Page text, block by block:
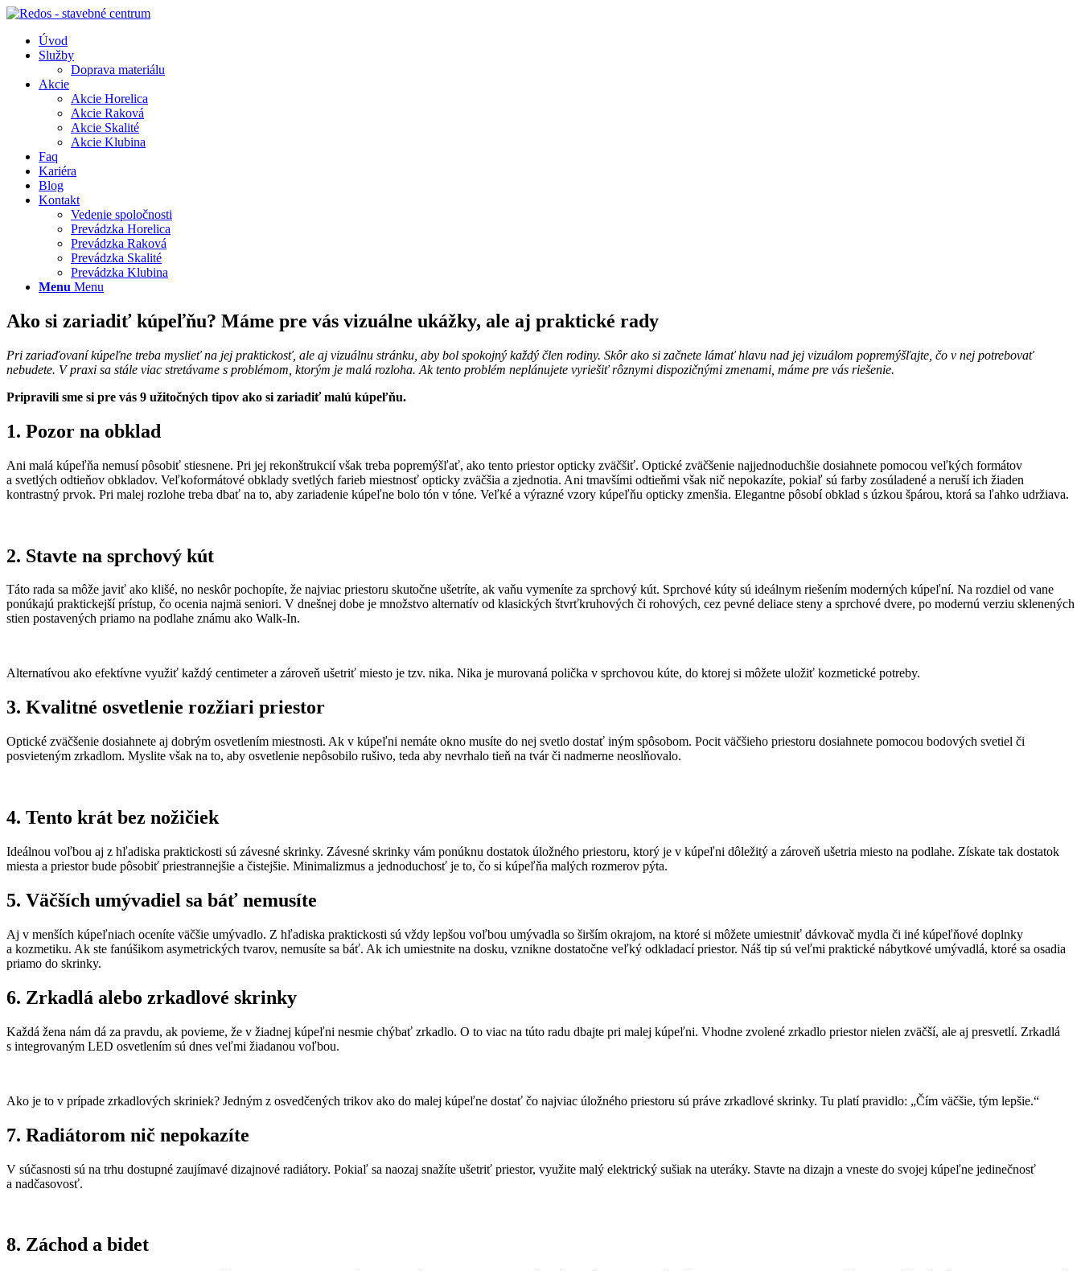
Úvod
Služby
Doprava materiálu
Akcie
Akcie Horelica
Akcie Raková
Akcie Skalité
Akcie Klubina
Faq
Kariéra
Blog
Kontakt
Vedenie spoločnosti
Prevádzka Horelica
Prevádzka Raková
Prevádzka Skalité
Prevádzka Klubina
Menu Menu
Ako si zariadiť kúpeľňu? Máme pre vás vizuálne ukážky, ale aj praktické rady
Pri zariaďovaní kúpeľne treba myslieť na jej praktickosť, ale aj vizuálnu stránku, aby bol spokojný každý člen rodiny. Skôr ako si začnete lámať hlavu nad jej vizuálom popremýšľajte, čo v nej potrebovať
nebudete. V praxi sa stále viac stretávame s problémom, ktorým je malá rozloha. Ak tento problém neplánujete vyriešiť rôznymi dispozičnými zmenami, máme pre vás riešenie.
Pripravili sme si pre vás 9 užitočných tipov ako si zariadiť malú kúpeľňu.
1. Pozor na obklad
Ani malá kúpeľňa nemusí pôsobiť stiesnene. Pri jej rekonštrukcií však treba popremýšľať, ako tento priestor opticky zväčšiť. Optické zväčšenie najjednoduchšie dosiahnete pomocou veľkých formátov
a svetlých odtieňov obkladov. Veľkoformátové obklady svetlých farieb miestnosť opticky zväčšia a zjednotia. Ani tmavšími odtieňmi však nič nepokazíte, pokiaľ sú farby zosúladené a neruší ich žiaden
kontrastný prvok. Pri malej rozlohe treba dbať na to, aby zariadenie kúpeľne bolo tón v tóne. Veľké a výrazné vzory kúpeľňu opticky zmenšia. Elegantne pôsobí obklad s úzkou špárou, ktorá sa ľahko udržiava.
2. Stavte na sprchový kút
Táto rada sa môže javiť ako klišé, no neskôr pochopíte, že najviac priestoru skutočne ušetríte, ak vaňu vymeníte za sprchový kút. Sprchové kúty sú ideálnym riešením moderných kúpeľní. Na rozdiel od vane
ponúkajú praktickejší prístup, čo ocenia najmä seniori. V dnešnej dobe je množstvo alternatív od klasických štvrťkruhových či rohových, cez pevné deliace steny a sprchové dvere, po modernú verziu sklenených
stien postavených priamo na podlahe známu ako Walk-In.
Alternatívou ako efektívne využiť každý centimeter a zároveň ušetriť miesto je tzv. nika. Nika je murovaná polička v sprchovou kúte, do ktorej si môžete uložiť kozmetické potreby.
3. Kvalitné osvetlenie rozžiari priestor
Optické zväčšenie dosiahnete aj dobrým osvetlením miestnosti. Ak v kúpeľni nemáte okno musíte do nej svetlo dostať iným spôsobom. Pocit väčšieho priestoru dosiahnete pomocou bodových svetiel či
posvieteným zrkadlom. Myslite však na to, aby osvetlenie nepôsobilo rušivo, teda aby nevrhalo tieň na tvár či nadmerne neoslňovalo.
4. Tento krát bez nožičiek
Ideálnou voľbou aj z hľadiska praktickosti sú závesné skrinky. Závesné skrinky vám ponúknu dostatok úložného priestoru, ktorý je v kúpeľni dôležitý a zároveň ušetria miesto na podlahe. Získate tak dostatok
miesta a priestor bude pôsobiť priestrannejšie a čistejšie. Minimalizmus a jednoduchosť je to, čo si kúpeľňa malých rozmerov pýta.
5. Väčších umývadiel sa báť nemusíte
Aj v menších kúpeľniach oceníte väčšie umývadlo. Z hľadiska praktickosti sú vždy lepšou voľbou umývadla so širším okrajom, na ktoré si môžete umiestniť dávkovač mydla či iné kúpeľňové doplnky
a kozmetiku. Ak ste fanúšikom asymetrických tvarov, nemusíte sa báť. Ak ich umiestnite na dosku, vznikne dostatočne veľký odkladací priestor. Náš tip sú veľmi praktické nábytkové umývadlá, ktoré sa osadia
priamo do skrinky.
6. Zrkadlá alebo zrkadlové skrinky
Každá žena nám dá za pravdu, ak povieme, že v žiadnej kúpeľni nesmie chýbať zrkadlo. O to viac na túto radu dbajte pri malej kúpeľni. Vhodne zvolené zrkadlo priestor nielen zväčší, ale aj presvetlí. Zrkadlá
s integrovaným LED osvetlením sú dnes veľmi žiadanou voľbou.
Ako je to v prípade zrkadlových skriniek? Jedným z osvedčených trikov ako do malej kúpeľne dostať čo najviac úložného priestoru sú práve zrkadlové skrinky. Tu platí pravidlo: „Čím väčšie, tým lepšie.“
7. Radiátorom nič nepokazíte
V súčasnosti sú na trhu dostupné zaujímavé dizajnové radiátory. Pokiaľ sa naozaj snažíte ušetriť priestor, využite malý elektrický sušiak na uteráky. Stavte na dizajn a vneste do svojej kúpeľne jedinečnosť
a nadčasovosť.
8. Záchod a bidet